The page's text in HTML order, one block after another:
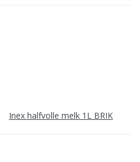
Inex halfvolle melk 1L BRIK